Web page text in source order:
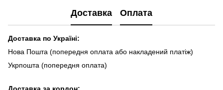
Доставка Оплата
Доставка по Україні:
Нова Пошта (попередня оплата або накладений платіж)
Укрпошта (попередня оплата)
Доставка за кордон: